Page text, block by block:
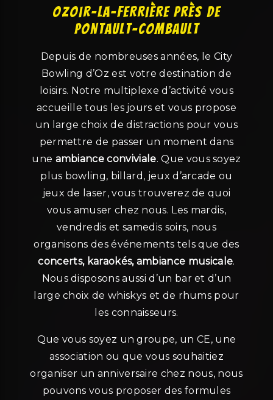
Ozoir-La-Ferrière près de
Pontault-Combault
Depuis de nombreuses années, le City
Bowling d’Oz est votre destination de
loisirs. Notre multiplexe d’activité vous
accueille tous les jours et vous propose
un large choix de distractions pour vous
permettre de passer un moment dans
une ambiance conviviale. Que vous soyez
plus bowling, billard, jeux d’arcade ou
jeux de laser, vous trouverez de quoi
vous amuser chez nous. Les mardis,
vendredis et samedis soirs, nous
organisons des événements tels que des
concerts, karaokés, ambiance musicale.
Nous disposons aussi d’un bar et d’un
large choix de whiskys et de rhums pour
les connaisseurs.
Que vous soyez un groupe, un CE, une
association ou que vous souhaitiez
organiser un anniversaire chez nous, nous
pouvons vous proposer des formules